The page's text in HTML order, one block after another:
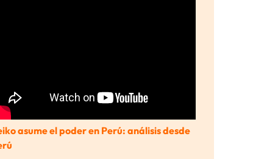
asume el poder en Perú: análisis desde